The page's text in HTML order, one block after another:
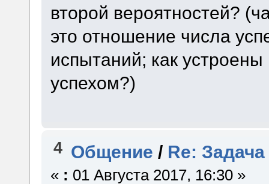
второй вероятностей?
это отношение числа
испытаний; как
успехом?)
4 Общение / Re:
« : 01 Августа 2017, 16:30 »